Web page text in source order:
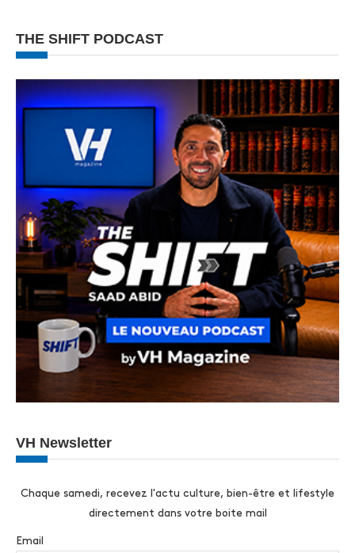
THE SHIFT PODCAST
VH Newsletter
Chaque samedi, recevez l'actu culture, bien-être et lifestyle
directement dans votre boite mail
Email